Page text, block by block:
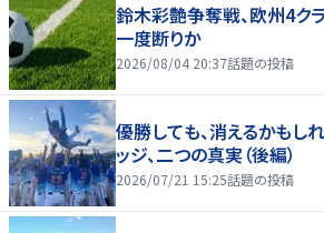
鈴木彩艶争奪戦、欧州4ク
一度断りか
2026/08/04 20:37話題の投稿
優勝しても、消えるかもし
ッジ、二つの真実（後編）
2026/07/21 15:25話題の投稿